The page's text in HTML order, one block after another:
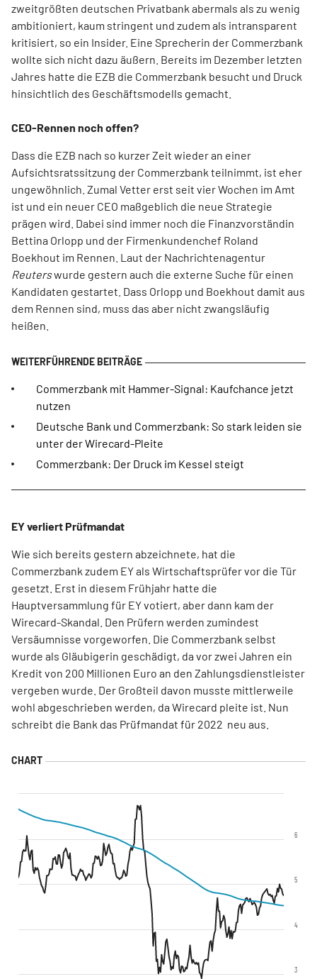
zweitgrößten deutschen Privatbank abermals als zu wenig
ambitioniert, kaum stringent und zudem als intransparent
kritisiert, so ein Insider. Eine Sprecherin der Commerzbank
wollte sich nicht dazu äußern. Bereits im Dezember letzten
Jahres hatte die EZB die Commerzbank besucht und Druck
hinsichtlich des Geschäftsmodells gemacht.
CEO-Rennen noch offen?
Dass die EZB nach so kurzer Zeit wieder an einer
Aufsichtsratssitzung der Commerzbank teilnimmt, ist eher
ungewöhnlich. Zumal Vetter erst seit vier Wochen im Amt
ist und ein neuer CEO maßgeblich die neue Strategie
prägen wird. Dabei sind immer noch die Finanzvorständin
Bettina Orlopp und der Firmenkundenchef Roland
Boekhout im Rennen. Laut der Nachrichtenagentur
Reuterswurde gestern auch die externe Suche für einen
Kandidaten gestartet. Dass Orlopp und Boekhout damit aus
dem Rennen sind, muss das aber nicht zwangsläufig
heißen.
Commerzbank mit Hammer-Signal: Kaufchance jetzt
nutzen
Deutsche Bank und Commerzbank: So stark leiden sie
unter der Wirecard-Pleite
Commerzbank: Der Druck im Kessel steigt
EY verliert Prüfmandat
Wie sich bereits gestern abzeichnete, hat die
Commerzbank zudem EY als Wirtschaftsprüfer vor die Tür
gesetzt. Erst in diesem Frühjahr hatte die
Hauptversammlung für EY votiert, aber dann kam der
Wirecard-Skandal. Den Prüfern werden zumindest
Versäumnisse vorgeworfen. Die Commerzbank selbst
wurde als Gläubigerin geschädigt, da vor zwei Jahren ein
Kredit von 200 Millionen Euro an den Zahlungsdienstleister
vergeben wurde. Der Großteil davon musste mittlerweile
wohl abgeschrieben werden, da Wirecard pleite ist. Nun
schreibt die Bank das Prüfmandat für 2022 neu aus.
3
4
5
6